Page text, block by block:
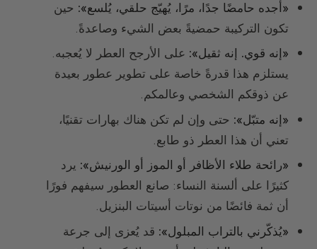
«أجده حامضًا جدًا، مرًا، يُهيّج حلقي، يُلسع»: حين
تكون التركيبة حمضيةً بعض الشيء وصاعدةً.
«إنه قوي. إنه ثقيل»: على الأرجح العطر لا يُعجبه.
يستلزم هذا قدرةً خاصة على تطوير عطور بعيدة
عن ذوقكم الشخصي وعالمكم.
«إنه متبّل»: حتى وإن لم تكن هناك بهارات تقنيًا،
تعني أن هذا العطر ذو طابع.
«رائحة طلاء الأظافر أو الموز أو الورنيش»: يرد
كثيرًا على ألسنة النساء: صانع العطور سيفهم فورًا
أن ثمة فائضًا من نوتات أسيتات البنزيل.
«يُذكّرني بالتراب المبلول»: قد يُعزى إلى جرعة